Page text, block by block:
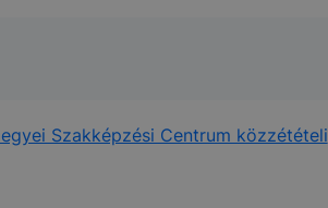
Szakképzési Centrum közzétételi
honlap a